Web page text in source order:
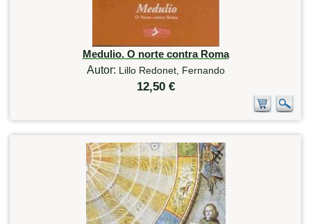
Medulio. O norte contra Roma
Autor: Lillo Redonet, Fernando
12,50 €